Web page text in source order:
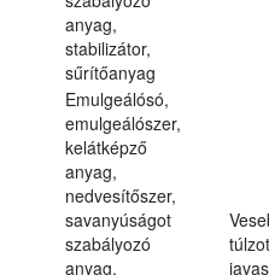
anyag,
stabilizátor,
sűrítőanyag
Emulgeálósó,
emulgeálószer,
kelátképző
anyag,
nedvesítőszer,
savanyúságot
szabályozó
anyag,